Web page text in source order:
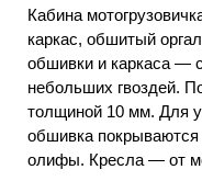
Кабина
каркас, обшитый
обшивки и каркаса —
небольших гвоздей.
толщиной 10 мм. Для
обшивка
олифы. Кресла — от